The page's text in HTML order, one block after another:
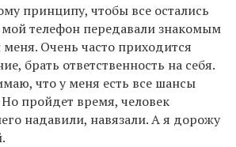
принципу, чтобы все остались
телефон передавали знакомым
Очень часто приходится
брать ответственность на себя.
что у меня есть все шансы
пройдет время, человек
надавили, навязали. А я дорожу